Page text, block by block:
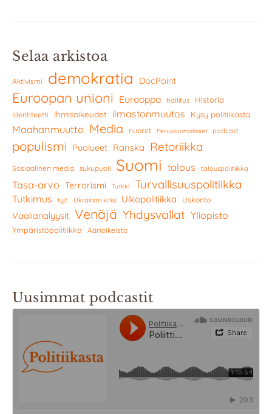
Selaa arkistoa
Aktivismi demokratia DocPoint
Euroopan unioni Eurooppa hallitus Historia
Identiteetti Ihmisoikeudet ilmastonmuutos Kysy politiikasta
Maahanmuutto Media nuoret Perussuomalaiset podcast
populismi Puolueet Ranska Retoriikka
Sosiaalinen media sukupuoli Suomi talous talouspolitiikka
Tasa-arvo Terrorismi Turkki Turvallisuuspolitiikka
Tutkimus työ Ukrainan kriisi Ulkopolitiikka Uskonto
Vaalianalyysit Venäjä Yhdysvallat Yliopisto
Ympäristöpolitiikka Äärioikeisto
Uusimmat podcastit